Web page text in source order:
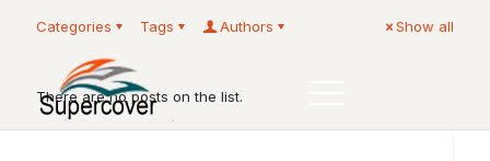
Categories Tags Authors Show all
There are no posts on the list.